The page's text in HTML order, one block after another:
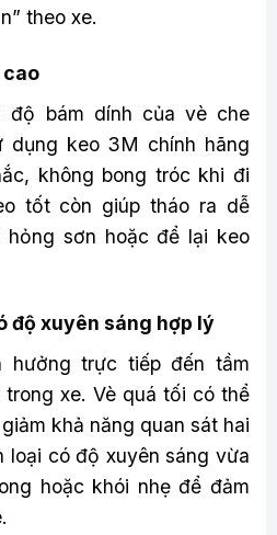
theo xe.
cao
độ bám dính của vè che
dụng keo 3M chính hãng
không bong tróc khi đi
tốt còn giúp tháo ra dễ
hỏng sơn hoặc để lại keo
độ xuyên sáng hợp lý
hưởng trực tiếp đến tầm
xe. Vè quá tối có thể
khả năng quan sát hai
loại có độ xuyên sáng vừa
hoặc khói nhẹ để đảm